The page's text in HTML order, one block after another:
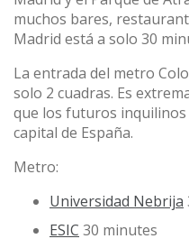
muchos bares,
Madrid está a solo 30
La entrada del metro
solo 2 cuadras. Es
que los futuros
capital de España.
Metro:
Universidad Nebrija
ESIC 30 minutes